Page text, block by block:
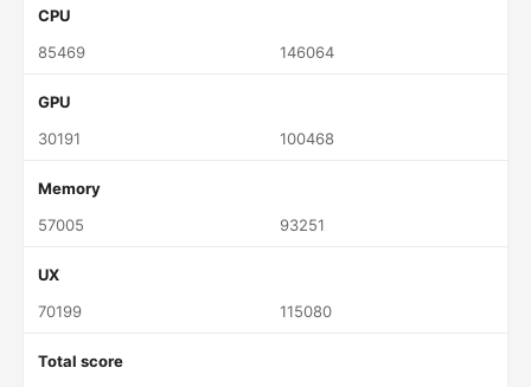
CPU
85469
146064
GPU
30191
100468
Memory
57005
93251
UX
70199
115080
Total score